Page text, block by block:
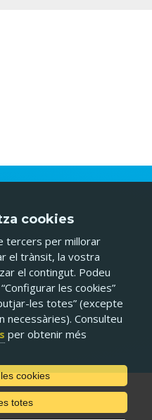
cookies
tercers per millorar
el trànsit, la vostra
el contingut. Podeu
les cookies”
les totes” (excepte
necessàries). Consulteu
per obtenir més
cookies
totes